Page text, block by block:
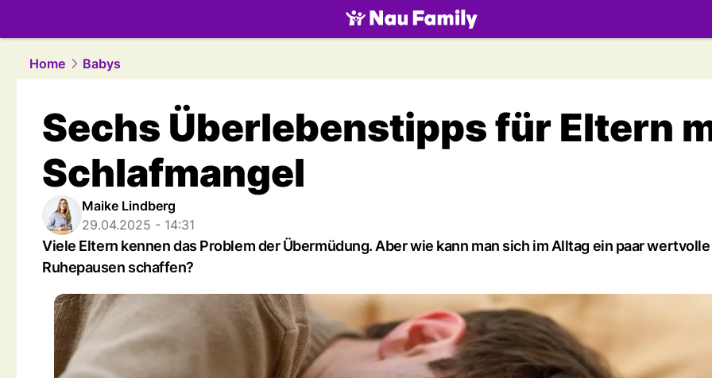
family.NAU.ch
Home
Babys
Sechs Überlebenstipps für Eltern
Schlafmangel
Maike Lindberg
29.04.2025 - 14:31
Viele Eltern kennen das Problem der Übermüdung. Aber wie kann man sich im Alltag ein paar wertvolle
Ruhepausen schaffen?